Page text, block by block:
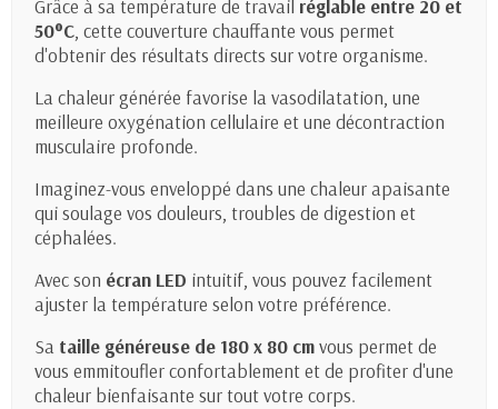
Grâce à sa température de travail réglable entre 20 et
50°C, cette couverture chauffante vous permet
d'obtenir des résultats directs sur votre organisme.
La chaleur générée favorise la vasodilatation, une
meilleure oxygénation cellulaire et une décontraction
musculaire profonde.
Imaginez-vous enveloppé dans une chaleur apaisante
qui soulage vos douleurs, troubles de digestion et
céphalées.
Avec son écran LED intuitif, vous pouvez facilement
ajuster la température selon votre préférence.
Sa taille généreuse de 180 x 80 cmvous permet de
vous emmitoufler confortablement et de profiter d'une
chaleur bienfaisante sur tout votre corps.